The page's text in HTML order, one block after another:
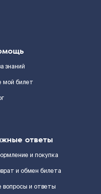
знаний
мой билет
ответы
и покупка
и обмен билета
вопросы и ответы